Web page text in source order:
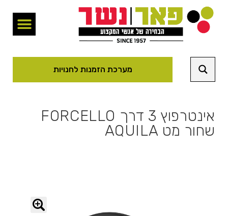
מערכת הזמנות לחנויות
אינטרפוץ 3 דרך FORCELLO
שחור מט AQUILA